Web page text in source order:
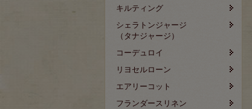
キルティング
シェラトンジャージ
（タナジャージ）
コーデュロイ
リヨセルローン
エアリーコット
フランダースリネン